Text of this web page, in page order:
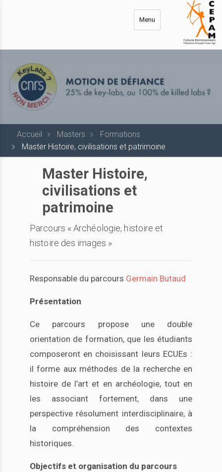
Menu
Accueil Masters
Formations
Master Histoire, civilisations et patrimoine
Master Histoire,
civilisations et
patrimoine
Parcours « Archéologie, histoire et
histoire des images »
Responsable du parcours Germain Butaud
Présentation
Ce parcours propose une double
orientation de formation, que les étudiants
composeront en choisissant leurs ECUEs :
il forme aux méthodes de la recherche en
histoire de l’art et en archéologie, tout en
les associant fortement, dans une
perspective résolument interdisciplinaire, à
la compréhension des contextes
historiques.
Objectifs et organisation du parcours